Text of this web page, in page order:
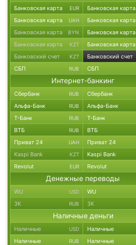
Банковская карта EUR Банковская карта
Банковская карта UAH Банковская карта
Банковская карта BYN Банковская карта
Банковская карта KZT Банковская карта
Банковский счет KZT Банковский счет
СБП RUB СБП
Интернет-банкинг
Сбербанк RUB Сбербанк
Альфа-Банк RUB Альфа-Банк
Т-Банк RUB Т-Банк
ВТБ RUB ВТБ
Приват 24 UAH Приват 24
Kaspi Bank KZT Kaspi Bank
Revolut EUR Revolut
Денежные переводы
WU USD WU
ЗК RUB ЗК
Наличные деньги
Наличные USD Наличные
Наличные RUB Наличные